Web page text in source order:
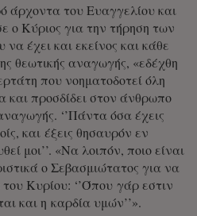
άρχοντα του Ευαγγελίου και
ο Κύριος για την τήρηση των
έχει και εκείνος και κάθε
θεωτικής αναγωγής, «εδέχθη
που νοηματοδοτεί όλη
και προσδίδει στον άνθρωπο
‘’Πάντα όσα έχεις
και έξεις θησαυρόν εν
μοι’’. «Να λοιπόν, ποιο είναι
ο Σεβασμιώτατος για να
Κυρίου: ‘’Όπου γάρ εστιν
και η καρδία υμών’’».